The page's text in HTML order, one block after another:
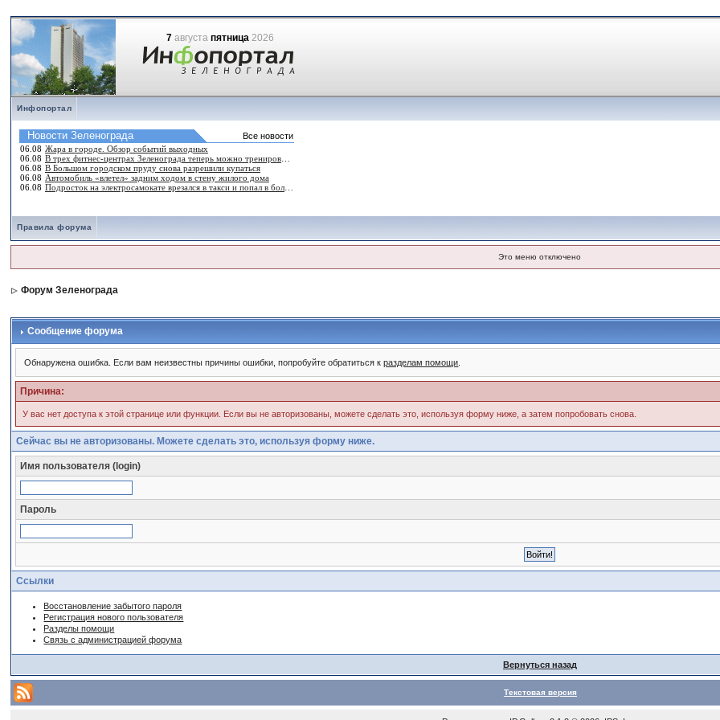
7 августапятница 2026
Инфопортал
Правила форума
Это меню отключено
Форум Зеленограда
Сообщение форума
Обнаружена ошибка. Если вам неизвестны причины ошибки, попробуйте обратиться кразделам помощи
Причина:
У вас нет доступа к этой странице или функции. Если вы не авторизованы, можете сделать это, используя форму ниже, а затем попробовать снова.
Сейчас вы не авторизованы. Можете сделать это, используя форму ниже.
Имя пользователя (login)
Пароль
Ссылки
Восстановление забытого пароля
Регистрация нового пользователя
Разделы помощи
Связь с администрацией форума
Вернуться назад
Текстовая версия